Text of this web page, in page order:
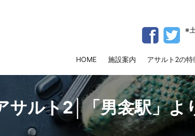
※
HOME 施設案内 アサルト2の特
サルト2│「男衾駅」